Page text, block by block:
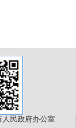
民政府办公室